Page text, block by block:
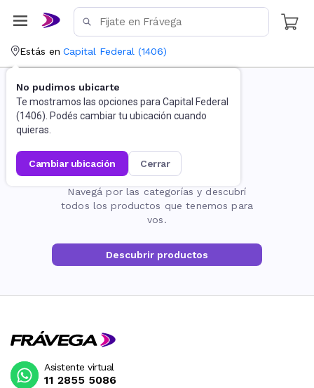
Estás en Capital Federal (1406)
No pudimos ubicarte
Te mostramos las opciones para Capital Federal
(1406). Podés cambiar tu ubicación cuando
quieras.
cambiar ubicación cerrar
La página no existe
Navegá por las categorías y descubrí
todos los productos que tenemos para
vos.
Descubrir productos
Asistente virtual
11 2855 5086